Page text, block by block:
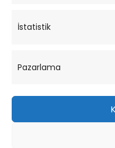
İstatistik
Pazarlama
Sipariş Takibi
Bu site, size daha iyi